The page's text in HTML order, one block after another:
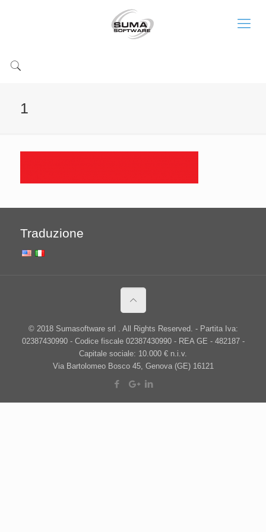
1
Traduzione
© 2018 Sumasoftware srl . All Rights Reserved. - Partita Iva:
02387430990 - Codice fiscale 02387430990 - REA GE - 482187 -
Capitale sociale: 10.000 € n.i.v.
Via Bartolomeo Bosco 45, Genova (GE) 16121